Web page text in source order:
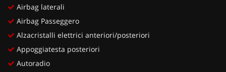
Airbag laterali
Airbag Passeggero
Alzacristalli elettrici anteriori/posteriori
Appoggiatesta posteriori
Autoradio